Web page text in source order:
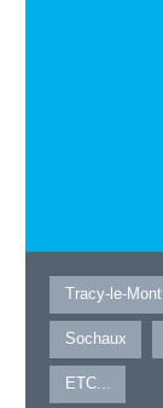
Tracy-le-Mont
Sochaux
ETC...